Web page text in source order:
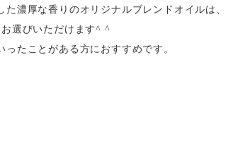
濃厚な香りのオリジナルブレンドオイルは、
選びいただけます^ ^
たことがある方におすすめです。